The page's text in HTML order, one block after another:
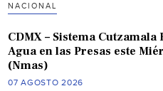
NACIONAL
CDMX – Sistema
Agua en las Presas este
(Nmas)
07 AGOSTO 2026